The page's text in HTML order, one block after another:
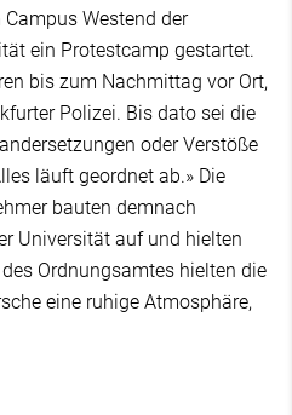
Westend der
ein Protestcamp gestartet.
bis zum Nachmittag vor Ort,
Polizei. Bis dato sei die
oder Verstöße
läuft geordnet ab.» Die
bauten demnach
Universität auf und hielten
Ordnungsamtes hielten die
eine ruhige Atmosphäre,